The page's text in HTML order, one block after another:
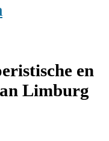
en
Limburg